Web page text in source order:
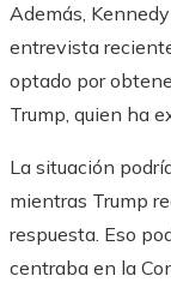
Además,
entrevista
optado por
Trump, quien ha
La situación
mientras Trump
respuesta. Eso
centraba en la